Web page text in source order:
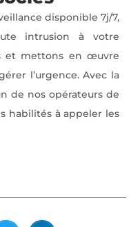
disponible 7j/7,
intrusion à votre
et mettons en œuvre
l’urgence. Avec la
de nos opérateurs de
habilités à appeler les